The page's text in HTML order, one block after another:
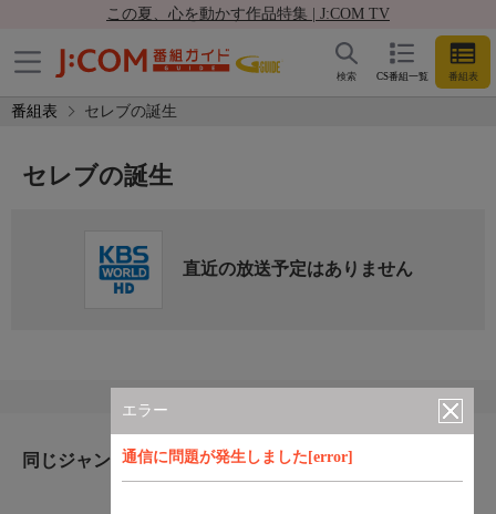
この夏、心を動かす作品特集 | J:COM TV
CS番組一覧 番組表
検索
番組表 セレブの誕生
エラー
通信に問題が発生しました[error]
セレブの誕生
直近の放送予定はありません
同じジャンルのおすすめ番組